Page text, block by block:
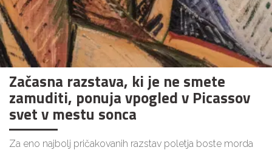
Začasna razstava, ki je ne smete
zamuditi, ponuja vpogled v Picassov
svet v mestu sonca
Za eno najbolj pričakovanih razstav poletja boste morda